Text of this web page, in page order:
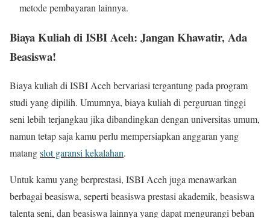
metode pembayaran lainnya.
Biaya Kuliah di ISBI Aceh: Jangan Khawatir, Ada
Beasiswa!
Biaya kuliah di ISBI Aceh bervariasi tergantung pada program
studi yang dipilih. Umumnya, biaya kuliah di perguruan tinggi
seni lebih terjangkau jika dibandingkan dengan universitas umum,
namun tetap saja kamu perlu mempersiapkan anggaran yang
matangslot garansi kekalahan.
Untuk kamu yang berprestasi, ISBI Aceh juga menawarkan
berbagai beasiswa, seperti beasiswa prestasi akademik, beasiswa
talenta seni, dan beasiswa lainnya yang dapat mengurangi beban